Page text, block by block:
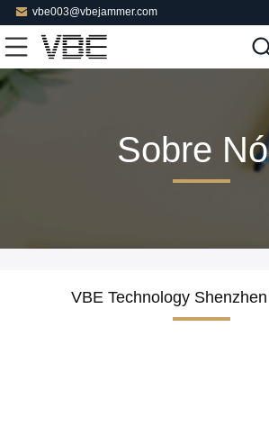
vbe003@vbejammer.com
Sobre
VBE Technology